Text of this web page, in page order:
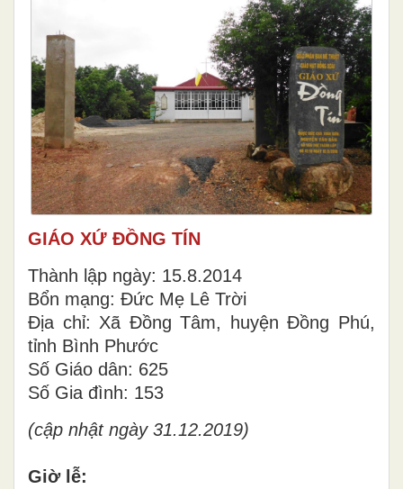
GIÁO XỨ ĐỒNG TÍN
Thành lập ngày: 15.8.2014
Bổn mạng: Đức Mẹ Lê Trời
Địa chỉ: Xã Đồng Tâm, huyện Đồng Phú,
tỉnh Bình Phước
Số Giáo dân: 625
Số Gia đình: 153
(cập nhật ngày 31.12.2019)
Giờ lễ: